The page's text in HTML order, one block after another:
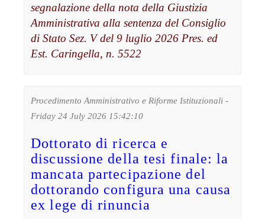
segnalazione della nota della Giustizia
Amministrativa alla sentenza del Consiglio
di Stato Sez. V del 9 luglio 2026 Pres. ed
Est. Caringella, n. 5522
Procedimento Amministrativo e Riforme Istituzionali -
Friday 24 July 2026 15:42:10
Dottorato di ricerca e
discussione della tesi finale: la
mancata partecipazione del
dottorando configura una causa
ex lege di rinuncia